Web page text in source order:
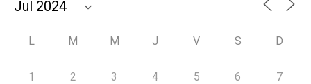
L M M J V S D
1 2 3 4 5 6 7